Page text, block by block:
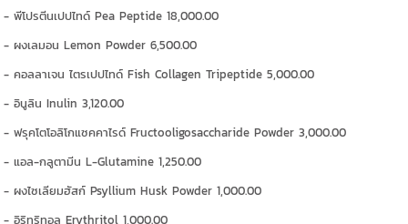
- พีโปรตีนเปปไทด์ Pea Peptide 18,000.00
- ผงเลมอน Lemon Powder 6,500.00
- คอลลาเจน ไตรเปปไทด์ Fish Collagen Tripeptide 5,000.00
- อินูลิน Inulin 3,120.00
- ฟรุคโตโอลิโกแซคคาไรด์ Fructooligosaccharide Powder 3,000.00
- แอล-กลูตามีน L-Glutamine 1,250.00
- ผงไซเลียมฮัสก์ Psyllium Husk Powder 1,000.00
- อิริทริทอล Erythritol 1,000.00